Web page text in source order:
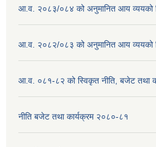
आ.व. २०८३/०८४ को अनुमानित आय व्ययको
आ.व. २०८२/०८३ को अनुमानित आय व्ययको
आ.व. ०८१-८२ को स्विकृत नीति, बजेट तथा
नीति बजेट तथा कार्यक्रम २०८०-८१